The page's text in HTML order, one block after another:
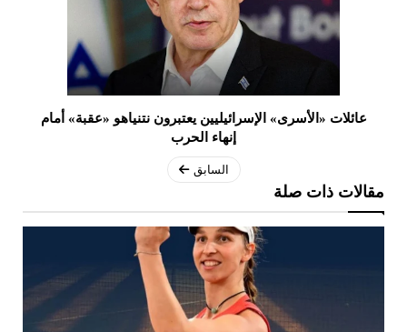
عائلات «الأسرى» الإسرائيليين يعتبرون نتنياهو «عقبة» أمام
إنهاء الحرب
السابق
مقالات ذات صلة